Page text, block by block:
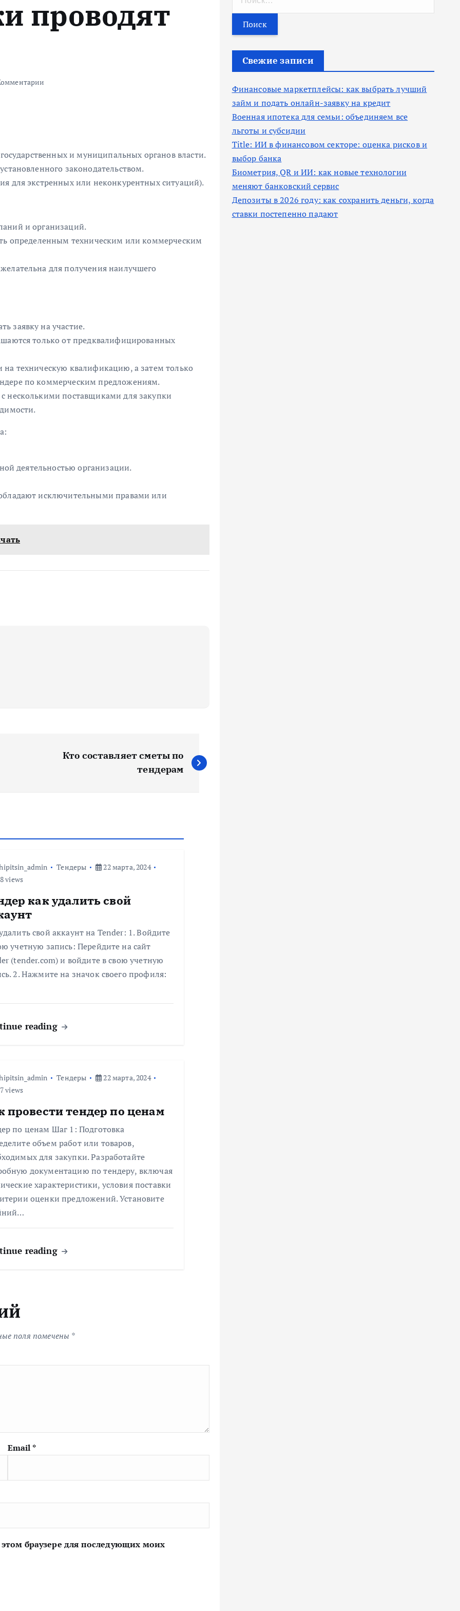
проводят
и муниципальных органов власти.
законодательством.
для экстренных или неконкурентных ситуаций).
и организаций.
определенным техническим или коммерческим
для получения наилучшего
заявку на участие.
только от предквалифицированных
техническую квалификацию, а затем только
по коммерческим предложениям.
несколькими поставщиками для закупки
деятельностью организации.
исключительными правами или
Кто составляет сметы по
тендерам
Тендеры
22 марта, 2024
views
как удалить свой
свой аккаунт на Tender: 1. Войдите
учетную запись: Перейдите на сайт
(tender.com) и войдите в свою учетную
2. Нажмите на значок своего профиля:
reading
Тендеры
22 марта, 2024
views
провести тендер по ценам
по ценам Шаг 1: Подготовка
объем работ или товаров,
для закупки. Разработайте
документацию по тендеру, включая
характеристики, условия поставки
оценки предложений. Установите
reading
поля помечены *
Email *
браузере для последующих моих
т
и
Свежие записи
Финансовые маркетплейсы: как выбрать лучший
займ и подать онлайн-заявку на кредит
Военная ипотека для семьи: объединяем все
льготы и субсидии
Title: ИИ в финансовом секторе: оценка рисков и
выбор банка
Биометрия, QR и ИИ: как новые технологии
меняют банковский сервис
Депозиты в 2026 году: как сохранить деньги, когда
ставки постепенно падают